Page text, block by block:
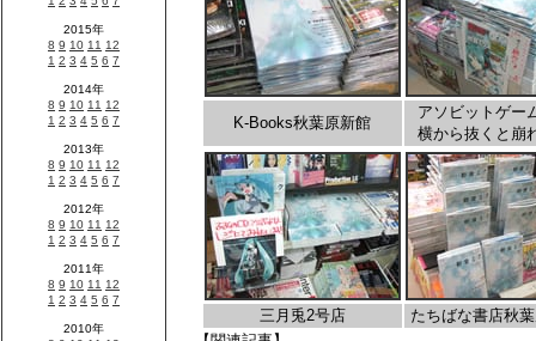
K-Books秋葉原新館
アソビットゲー
横から抜くと崩
三月兎2号店
たちばな書店秋